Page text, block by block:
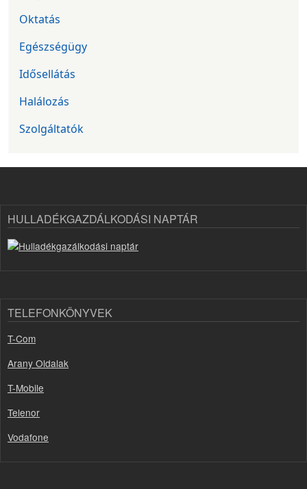
Oktatás
Egészségügy
Idősellátás
Halálozás
Szolgáltatók
HULLADÉKGAZDÁLKODÁSI NAPTÁR
TELEFONKÖNYVEK
T-Com
Arany Oldalak
T-Mobile
Telenor
Vodafone